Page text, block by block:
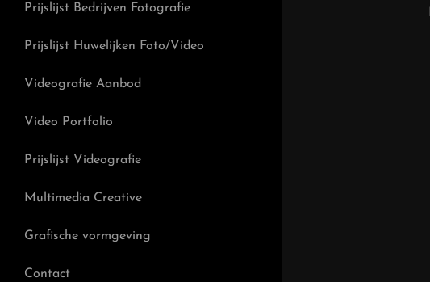
Prijslijst Bedrijven Fotografie
Prijslijst Huwelijken Foto/Video
Videografie Aanbod
Video Portfolio
Prijslijst Videografie
Multimedia Creative
Grafische vormgeving
Contact